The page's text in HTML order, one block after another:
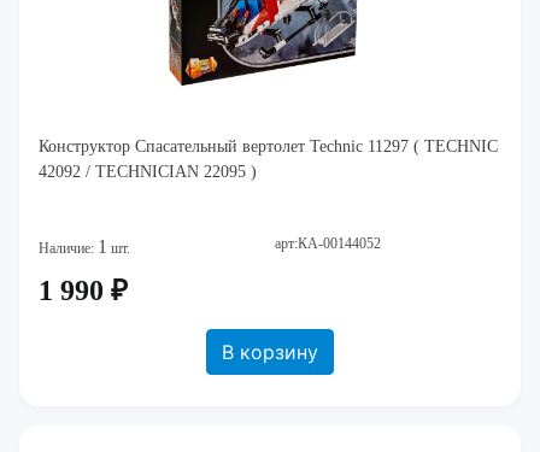
Конструктор Спасательный вертолет Technic 11297 ( TECHNIC
42092 / TECHNICIAN 22095 )
Наличие: 1 шт. арт:КА-00144052
1 990 ₽
В корзину